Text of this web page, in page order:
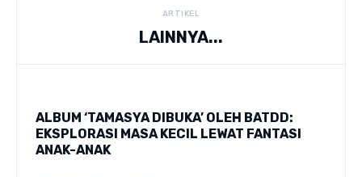
ARTIKEL
LAINNYA...
ALBUM ‘TAMASYA DIBUKA’ OLEH BATDD:
EKSPLORASI MASA KECIL LEWAT FANTASI
ANAK-ANAK